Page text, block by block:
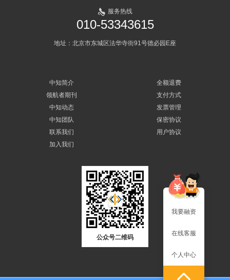
服务热线
010-53343615
地址：北京市东城区法华寺街91号德必园E座
中知简介
领航者期刊
中知动态
中知团队
联系我们
加入我们
全额退费
支付方式
发票管理
保密协议
用户协议
公众号二维码
我要融资
在线客服
个人中心